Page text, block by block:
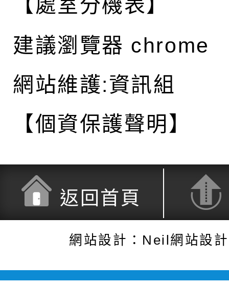
【處室分機表】
建議瀏覽器 chrome
網站維護:資訊組
【個資保護聲明】
返回首頁
網站設計：Neil網站設